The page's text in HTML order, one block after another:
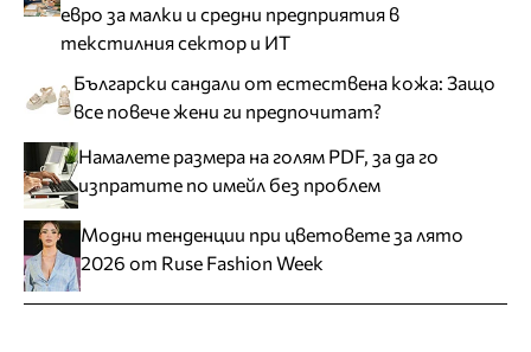
евро за малки и средни предприятия в
текстилния сектор и ИТ
Български сандали от естествена кожа: Защо
все повече жени ги предпочитат?
Намалете размера на голям PDF, за да го
изпратите по имейл без проблем
Модни тенденции при цветовете за лято
2026 от Ruse Fashion Week